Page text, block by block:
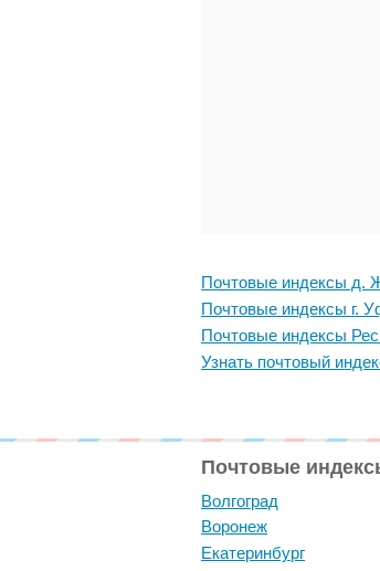
Почтовые индексы д.
Почтовые индексы г.
Почтовые индексы
Узнать почтовый
Почтовые
Волгоград
Воронеж
Екатеринбург